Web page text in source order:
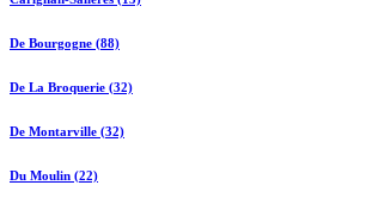
De Bourgogne (88)
De La Broquerie (32)
De Montarville (32)
Du Moulin (22)